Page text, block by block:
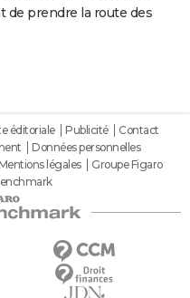
de prendre la route des
éditoriale Publicité
Contact
Données personnelles
Mentions légales
Groupe Figaro